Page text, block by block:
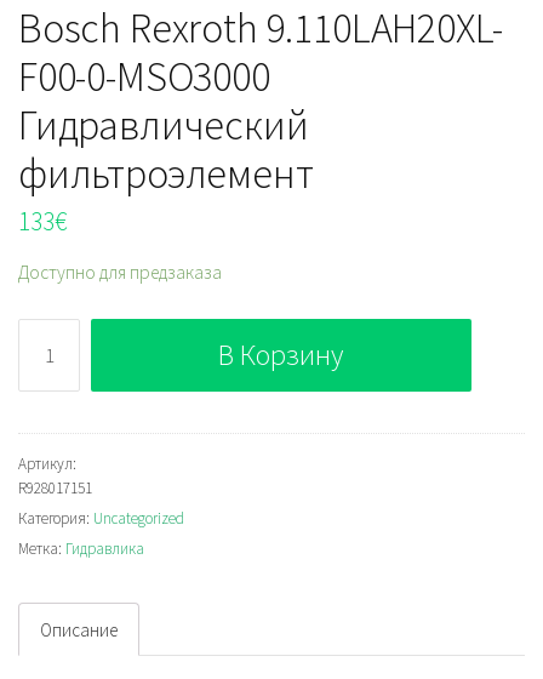
Bosch Rexroth 9.110LAH20XL-
F00-0-MSO3000
Гидравлический
фильтроэлемент
133€
Доступно для предзаказа
Bosch
Rexroth
9.110LAH20XL-
F00-
0-
MSO3000
Гидравлический
фильтроэлемент
В Корзину
Артикул:
R928017151
Категория: Uncategorized
Метка: Гидравлика
Описание